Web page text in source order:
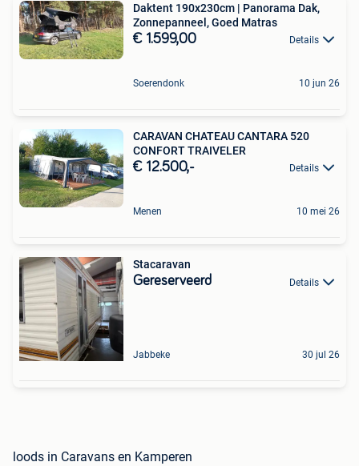
Daktent 190x230cm | Panorama Dak,
Zonnepanneel, Goed Matras
€ 1.599,00 Details
Soerendonk 10 jun 26
CARAVAN CHATEAU CANTARA 520
CONFORT TRAIVELER
€ 12.500,- Details
Menen 10 mei 26
Stacaravan
Gereserveerd Details
Jabbeke 30 jul 26
loods in Caravans en Kamperen